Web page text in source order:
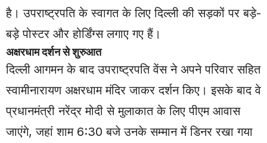
है। उपराष्ट्रपति के स्वागत के लिए दिल्ली की सड़कों पर बड़े-
बड़े पोस्टर और होर्डिंग्स लगाए गए हैं।
अक्षरधाम दर्शन से शुरुआत
दिल्ली आगमन के बाद उपराष्ट्रपति वेंस ने अपने परिवार सहित
स्वामीनारायण अक्षरधाम मंदिर जाकर दर्शन किए। इसके बाद वे
प्रधानमंत्री नरेंद्र मोदी से मुलाकात के लिए पीएम आवास
जाएंगे, जहां शाम 6:30 बजे उनके सम्मान में डिनर रखा गया